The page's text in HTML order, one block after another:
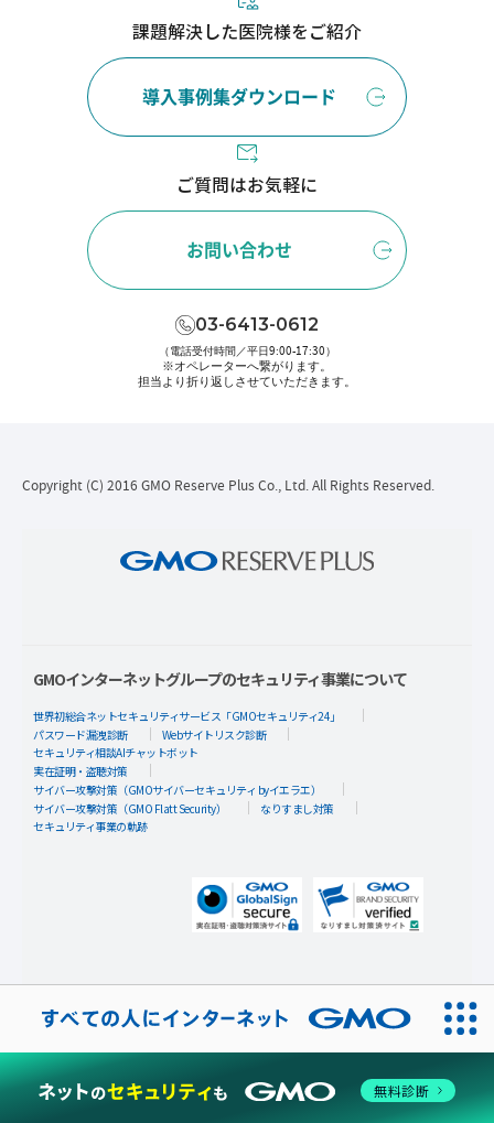
課題解決した医院様をご紹介
導入事例集ダウンロード
ご質問はお気軽に
お問い合わせ
03-6413-0612
（電話受付時間／平日9:00-17:30）
※オペレーターへ繋がります。
担当より折り返しさせていただきます。
Copyright (C) 2016 GMO Reserve Plus Co., Ltd. All Rights Reserved.
GMOインターネットグループのセキュリティ事業について
世界初総合ネットセキュリティサービス「GMOセキュリティ24」
パスワード漏洩診断
Webサイトリスク診断
セキュリティ相談AIチャットボット
実在証明・盗聴対策
サイバー攻撃対策（GMOサイバーセキュリティ byイエラエ）
サイバー攻撃対策（GMO Flatt Security）
なりすまし対策
セキュリティ事業の軌跡
無料診断